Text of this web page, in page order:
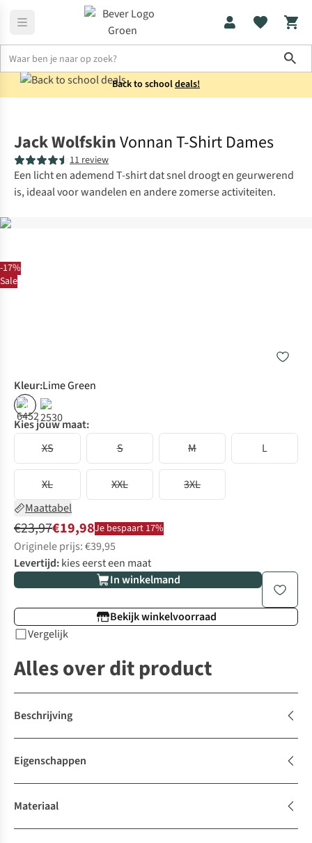
Back to schooldeals!
-17%
Sale
Jack WolfskinVonnan T-Shirt Dames
11 review
Een licht en ademend T-shirt dat snel droogt en geurwerend
is, ideaal voor wandelen en andere zomerse activiteiten.
Kleur:Lime Green
% %
Kies jouw maat:
XS
S M L
XL XXL
3XL
Maattabel
€23,97€19,98Je bespaart 17%
Originele prijs: €39,95
Levertijd:kies eerst een maat
In winkelmand
Bekijk winkelvoorraad
Vergelijk
Alles over dit product
Beschrijving
Eigenschappen
Materiaal